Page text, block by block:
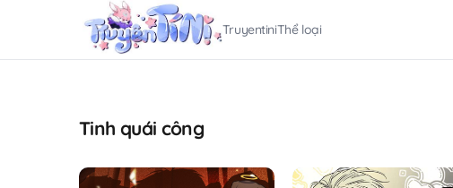
TruyentiniThể loại
Tinh quái công